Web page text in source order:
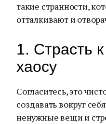
такие странности,
отталкивают и
1. Страсть
хаосу
Согласитесь, это
создавать вокруг
ненужные вещи и